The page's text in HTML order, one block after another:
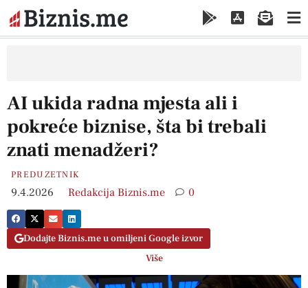
AI ukida radna mjesta ali i
pokreće biznise, šta bi trebali
znati menadžeri?
PREDUZETNIK
9.4.2026 Redakcija Biznis.me 0
Dodajte Biznis.me u omiljeni Google izvor
Više